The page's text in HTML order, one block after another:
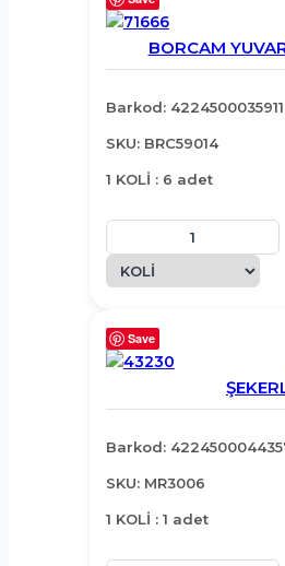
BORCAM
Barkod: 4224500035911
SKU: BRC59014
1 KOLİ : 6 adet
Save
Barkod:
SKU: MR3006
1 KOLİ : 1 adet